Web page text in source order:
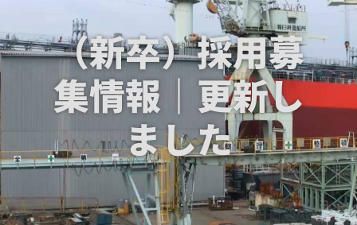
（新卒）採用募
集情報｜更新し
ました